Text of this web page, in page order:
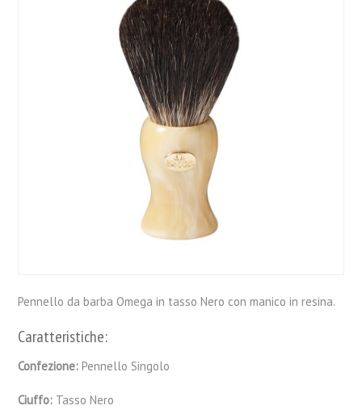
Pennello da barba Omega in tasso Nero con manico in resina.
Caratteristiche:
Confezione:Pennello Singolo
Ciuffo: Tasso Nero